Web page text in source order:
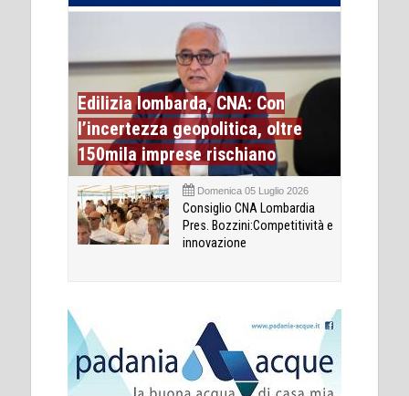
Edilizia lombarda, CNA: Con
l’incertezza geopolitica, oltre
150mila imprese rischiano
Domenica 05 Luglio 2026
Consiglio CNA Lombardia
Pres. Bozzini:Competitività e
innovazione